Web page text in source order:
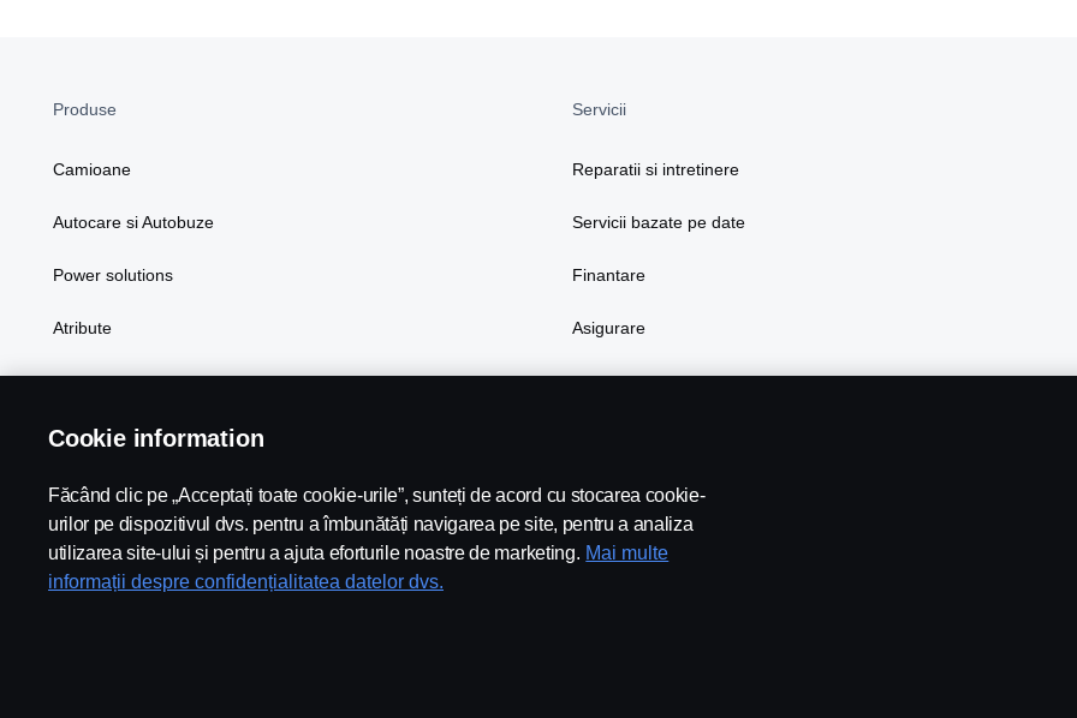
Produse
Camioane
Autocare si Autobuze
Power solutions
Atribute
Servicii
Reparatii si intretinere
Servicii bazate pe date
Finantare
Asigurare
Scania in Your Region: Romania
Cookie information
Făcând clic pe „Acceptați toate cookie-urile”, sunteți de acord cu stocarea cookie-
urilor pe dispozitivul dvs. pentru a îmbunătăți navigarea pe site, pentru a analiza
utilizarea site-ului și pentru a ajuta eforturile noastre de marketing. Mai multe
informații despre confidențialitatea datelor dvs.